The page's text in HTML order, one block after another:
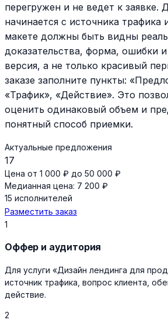
перегружен и не ведет к заявке.
начинается с источника трафика
макете должны быть видны
доказательства, форма, ошибки
версия, а не только красивый
заказе заполните пункты:
«Трафик», «Действие». Это
оценить одинаковый объем и
понятный способ приемки.
Актуальные предложения
17
Цена от 1 000 ₽ до 50 000 ₽
Медианная цена: 7 200 ₽
15 исполнителей
Разместить заказ
1
Оффер и аудитория
Для услуги «Дизайн лендинга для
источник трафика, вопрос клиента,
действие.
2